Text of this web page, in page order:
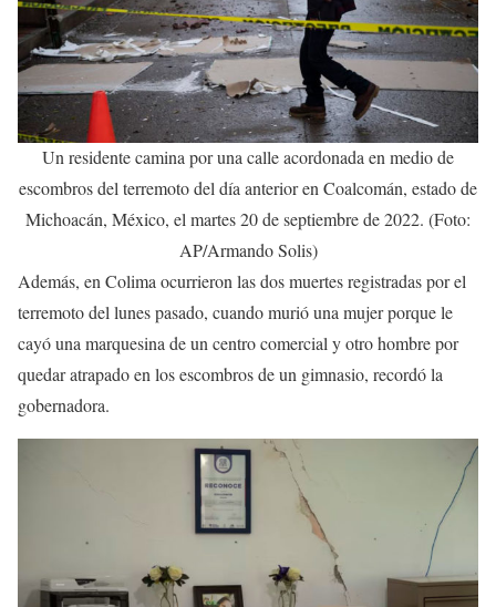
Un residente camina por una calle acordonada en medio de
escombros del terremoto del día anterior en Coalcomán, estado de
Michoacán, México, el martes 20 de septiembre de 2022. (Foto:
AP/Armando Solis)
Además, en Colima ocurrieron las dos muertes registradas por el
terremoto del lunes pasado, cuando murió una mujer porque le
cayó una marquesina de un centro comercial y otro hombre por
quedar atrapado en los escombros de un gimnasio, recordó la
gobernadora.